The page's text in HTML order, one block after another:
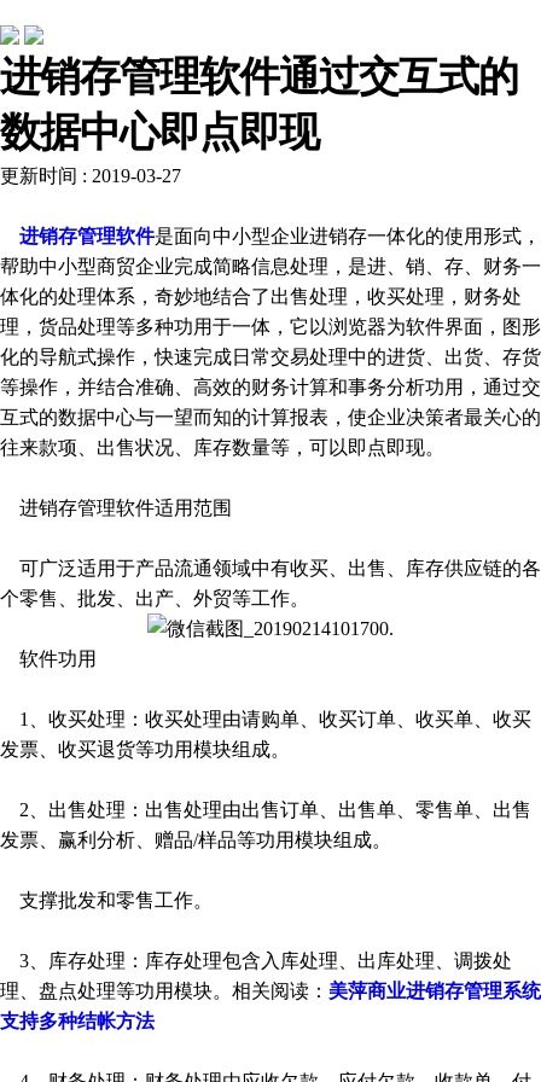
进销存管理软件通过交互式的
数据中心即点即现
更新时间 : 2019-03-27
进销存管理软件是面向中小型企业进销存一体化的使用形式，
帮助中小型商贸企业完成简略信息处理，是进、销、存、财务一
体化的处理体系，奇妙地结合了出售处理，收买处理，财务处
理，货品处理等多种功用于一体，它以浏览器为软件界面，图形
化的导航式操作，快速完成日常交易处理中的进货、出货、存货
等操作，并结合准确、高效的财务计算和事务分析功用，通过交
互式的数据中心与一望而知的计算报表，使企业决策者最关心的
往来款项、出售状况、库存数量等，可以即点即现。
进销存管理软件适用范围
可广泛适用于产品流通领域中有收买、出售、库存供应链的各
个零售、批发、出产、外贸等工作。
软件功用
1、收买处理：收买处理由请购单、收买订单、收买单、收买
发票、收买退货等功用模块组成。
2、出售处理：出售处理由出售订单、出售单、零售单、出售
发票、赢利分析、赠品/样品等功用模块组成。
支撑批发和零售工作。
3、库存处理：库存处理包含入库处理、出库处理、调拨处
理、盘点处理等功用模块。相关阅读： 美萍商业进销存管理系统
支持多种结帐方法